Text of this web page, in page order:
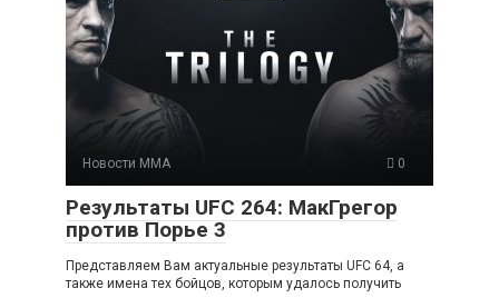
Новости ММА 0
Результаты UFC 264: МакГрегор
против Порье 3
Представляем Вам актуальные результаты UFC 64, а
также имена тех бойцов, которым удалось получить